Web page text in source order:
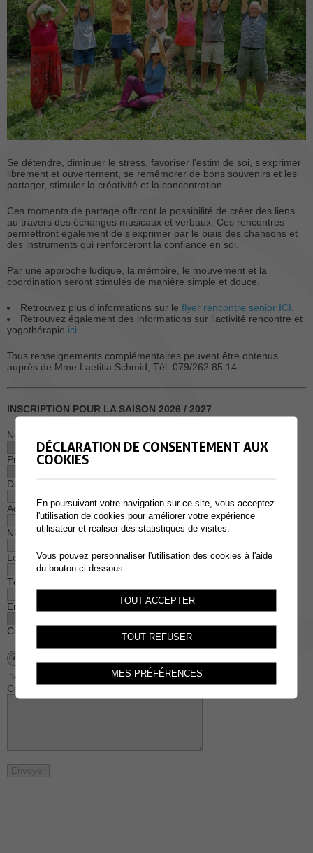
Se détendre, diminuer le stress, favoriser l'estim de soi, s'exprimer
librement et ouvertement, se remémorer de bons souvenirs et les
partager, stimuler la créativité et la concentration.
Ces moments de partage offriront la possibilité de créer des liens
au travers des échanges musicaux et verbaux. Ces rencontres
permettront également de s'exprimer par le biais des chansons et
des instruments qui renforceront la confiance en soi.
Par une approche ludique, la mémoire, le mouvement et la
coordination seront stimulés de manière simple et douce.
Retrouvez plus d'informations sur le flyer rencontre senior ICI.
Retrouvez également des informations sur l'activité rencontre et
yogathérapie ici.
Tous renseignements complémentaires peuvent être obtenus
auprès de Mme Laetitia Schmid, Tél. 079/262.85.14
INSCRIPTION POUR LA SAISON 2026 / 2027
Nom
Prénom
Date de naissance
Adresse
NPA
Localité
Téléphone
Email
Code de vérification
Faites glisser pour activer le formulaire.
Commentaires
DÉCLARATION DE CONSENTEMENT AUX
COOKIES
En poursuivant votre navigation sur ce site, vous acceptez
l'utilisation de cookies pour améliorer votre expérience
utilisateur et réaliser des statistiques de visites.
Vous pouvez personnaliser l'utilisation des cookies à l'aide
du bouton ci-dessous.
TOUT ACCEPTER
TOUT REFUSER
MES PRÉFÉRENCES